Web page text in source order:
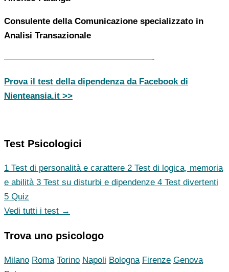
Consulente della Comunicazione specializzato in
Analisi Transazionale
—————————————————-
Prova il test della dipendenza da Facebook di
Nienteansia.it >>
Test Psicologici
1 Test di personalità e carattere 2 Test di logica, memoria
e abilità 3 Test su disturbi e dipendenze 4 Test divertenti
5 Quiz
Vedi tutti i test →
Trova uno psicologo
Milano Roma Torino Napoli Bologna Firenze Genova